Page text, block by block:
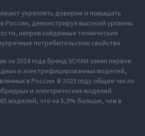
укреплять доверие и повышать
России, демонстрируя высокий уровень
непревзойденные технические
потребительские свойства.
за 2024 года бренд VOYAH занял первое
и электрифицированных моделей,
в России. В 2025 году общее число
и электрических моделей
моделей, что на 5,9% больше, чем в